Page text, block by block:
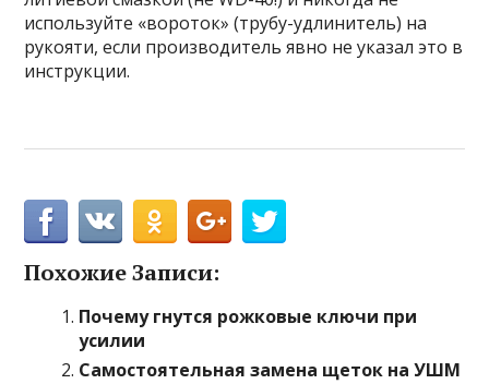
используйте «вороток» (трубу-удлинитель) на
рукояти, если производитель явно не указал это в
инструкции.
Похожие Записи:
Почему гнутся рожковые ключи при
усилии
Самостоятельная замена щеток на УШМ